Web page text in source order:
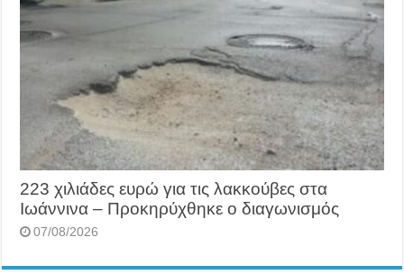
223 χιλιάδες ευρώ για τις λακκούβες στα
Ιωάννινα – Προκηρύχθηκε ο διαγωνισμός
07/08/2026